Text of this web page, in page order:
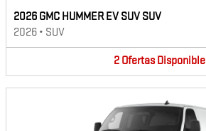
2026 GMC HUMMER EV SUV SUV
2026 • SUV
2 Ofertas Disponible